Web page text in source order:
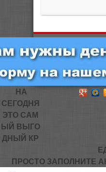
НА
СЕГОДНЯ
ЭТО САМ
ЫЙ ВЫГО
ДНЫЙ КР
ПРОСТО ЗАПОЛНИТЕ